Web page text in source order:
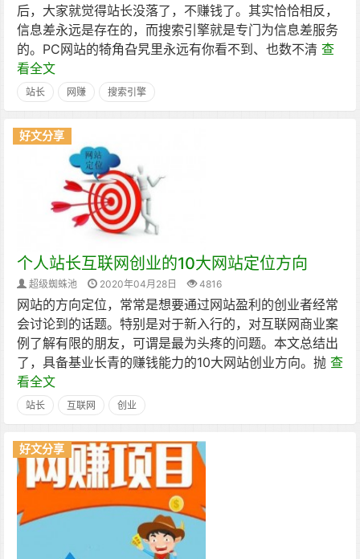
后，大家就觉得站长没落了，不赚钱了。其实恰恰相反，
信息差永远是存在的，而搜索引擎就是专门为信息差服务
的。PC网站的犄角旮旯里永远有你看不到、也数不清 查
看全文
站长 网赚 搜索引擎
好文分享
个人站长互联网创业的10大网站定位方向
超级蜘蛛池 2020年04月28日 4816
网站的方向定位，常常是想要通过网站盈利的创业者经常
会讨论到的话题。特别是对于新入行的，对互联网商业案
例了解有限的朋友，可谓是最为头疼的问题。本文总结出
了，具备基业长青的赚钱能力的10大网站创业方向。抛 查
看全文
站长 互联网 创业
好文分享